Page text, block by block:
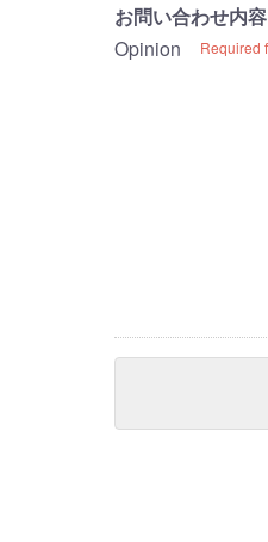
お問い合わせ内容
Opinion Required